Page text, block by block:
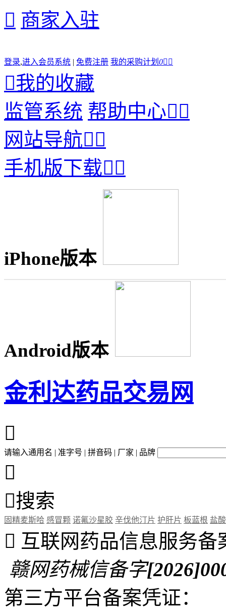
 商家入驻
登录,进入会员系统 | 免费注册 我的采购计划 0 
我的收藏
监管系统 帮助中心
网站导航
手机版下载
iPhone版本
Android版本
金利达药品交易网

请输入通用名 | 准字号 | 拼音码 | 厂家 | 品牌

搜索
固精麦斯哈 感冒颗 诺氟沙星胶 辛伐他汀片 护肝片 板蓝根 盐
 互联网药品信息服务备
赣网药械信备字
第三方平台备案凭证：